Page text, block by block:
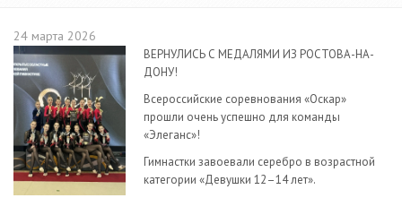
24 марта 2026
ВЕРНУЛИСЬ С МЕДАЛЯМИ ИЗ РОСТОВА-НА-
ДОНУ!
Всероссийские соревнования «Оскар»
прошли очень успешно для команды
«Элеганс»!
Гимнастки завоевали серебро в возрастной
категории «Девушки 12–14 лет».